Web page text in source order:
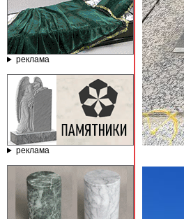
реклама
реклама